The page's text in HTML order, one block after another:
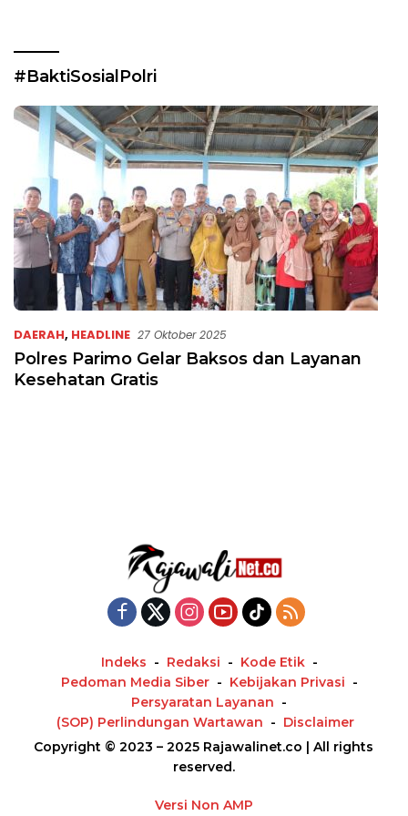
#BaktiSosialPolri
DAERAH, HEADLINE 27 Oktober 2025
Polres Parimo Gelar Baksos dan Layanan
Kesehatan Gratis
Indeks Redaksi
Kode Etik
Pedoman Media Siber
Kebijakan Privasi
Persyaratan Layanan
(SOP) Perlindungan Wartawan
Disclaimer
Copyright © 2023 – 2025 Rajawalinet.co | All rights
reserved.
Versi Non AMP